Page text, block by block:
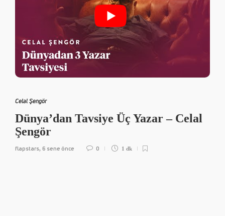
Celal Şengör
Dünya’dan Tavsiye Üç Yazar – Celal
Şengör
flapstars, 6 sene önce 0 1 dk